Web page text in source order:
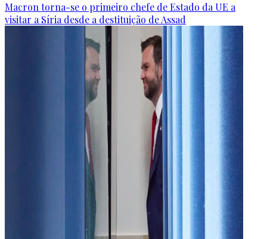
Macron torna-se o primeiro chefe de Estado da UE a
visitar a Síria desde a destituição de Assad